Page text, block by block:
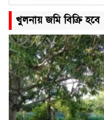
খুলনায় জমি বিক্রি হবে